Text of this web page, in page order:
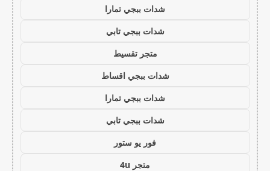
شدات ببجي تمارا
شدات ببجي تابي
متجر تقسيط
شدات ببجي اقساط
شدات ببجي تمارا
شدات ببجي تابي
فور يو ستور
متجر 4u